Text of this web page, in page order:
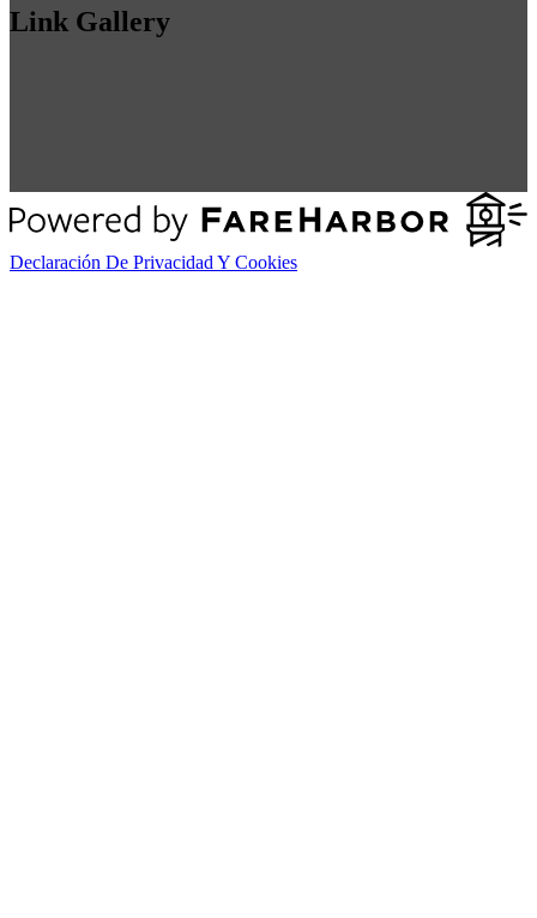
Link Gallery
Declaración De Privacidad Y Cookies